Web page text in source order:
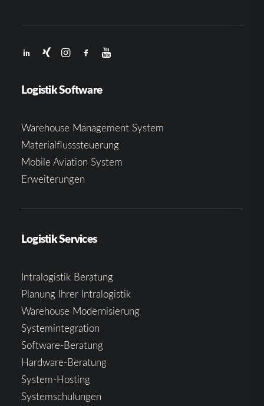
Logistik Software
Warehouse Management System
Materialflusssteuerung
Mobile Aviation System
Erweiterungen
Logistik Services
Intralogistik Beratung
Planung Ihrer Intralogistik
Warehouse Modernisierung
Systemintegration
Software-Beratung
Hardware-Beratung
System-Hosting
Systemschulungen